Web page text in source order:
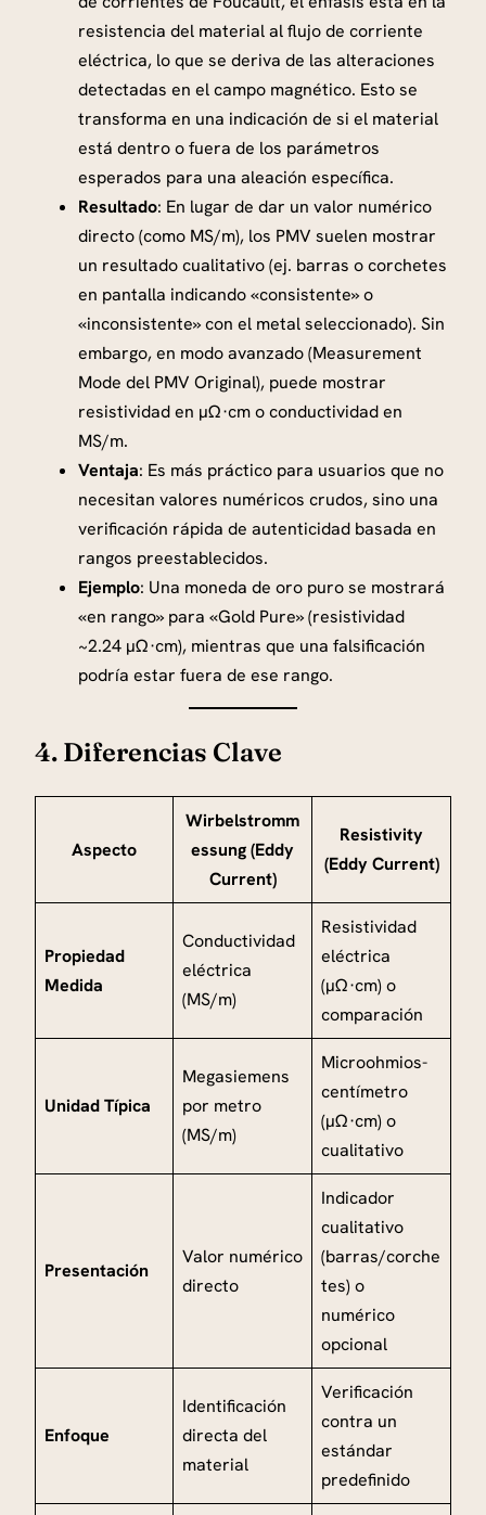
resistencia del material al flujo de corriente
eléctrica, lo que se deriva de las alteraciones
detectadas en el campo magnético. Esto se
transforma en una indicación de si el material
está dentro o fuera de los parámetros
esperados para una aleación específica.
Resultado: En lugar de dar un valor numérico
directo (como MS/m), los PMV suelen mostrar
un resultado cualitativo (ej. barras o corchetes
en pantalla indicando «consistente» o
«inconsistente» con el metal seleccionado). Sin
embargo, en modo avanzado (Measurement
Mode del PMV Original), puede mostrar
resistividad en µΩ·cm o conductividad en
MS/m.
Ventaja: Es más práctico para usuarios que no
necesitan valores numéricos crudos, sino una
verificación rápida de autenticidad basada en
rangos preestablecidos.
Ejemplo: Una moneda de oro puro se mostrará
«en rango» para «Gold Pure» (resistividad
~2.24 µΩ·cm), mientras que una falsificación
podría estar fuera de ese rango.
4. Diferencias Clave
Aspecto
Wirbelstromm
essung (Eddy
Current)
Resistivity
(Eddy Current)
Propiedad
Medida
Conductividad
eléctrica
(MS/m)
Resistividad
eléctrica
(µΩ·cm) o
comparación
Unidad Típica
Megasiemens
por metro
(MS/m)
Microohmios-
centímetro
(µΩ·cm) o
cualitativo
Presentación
Valor numérico
directo
Indicador
cualitativo
(barras/corche
tes) o
numérico
opcional
Enfoque
Identificación
directa del
material
Verificación
contra un
estándar
predefinido